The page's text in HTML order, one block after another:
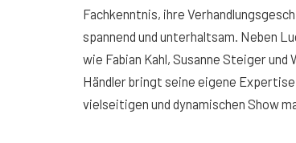
Fachkenntnis, ihre
spannend und unterhaltsam. Neben
wie Fabian Kahl, Susanne Steiger
Händler bringt seine eigene Expertise
vielseitigen und dynamischen Show